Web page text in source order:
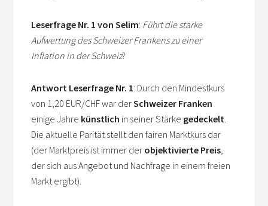
Leserfrage Nr. 1 von Selim: Führt die starke
Aufwertung des Schweizer Frankens zu einer
Inflation in der Schweiz?
Antwort Leserfrage Nr. 1: Durch den Mindestkurs
von 1,20 EUR/CHF war derSchweizer Franken
einige Jahre künstlich in seiner Stärke gedeckelt
Die aktuelle Parität stellt den fairen Marktkurs dar
(der Marktpreis ist immer der objektivierte Preis
der sich aus Angebot und Nachfrage in einem freien
Markt ergibt).